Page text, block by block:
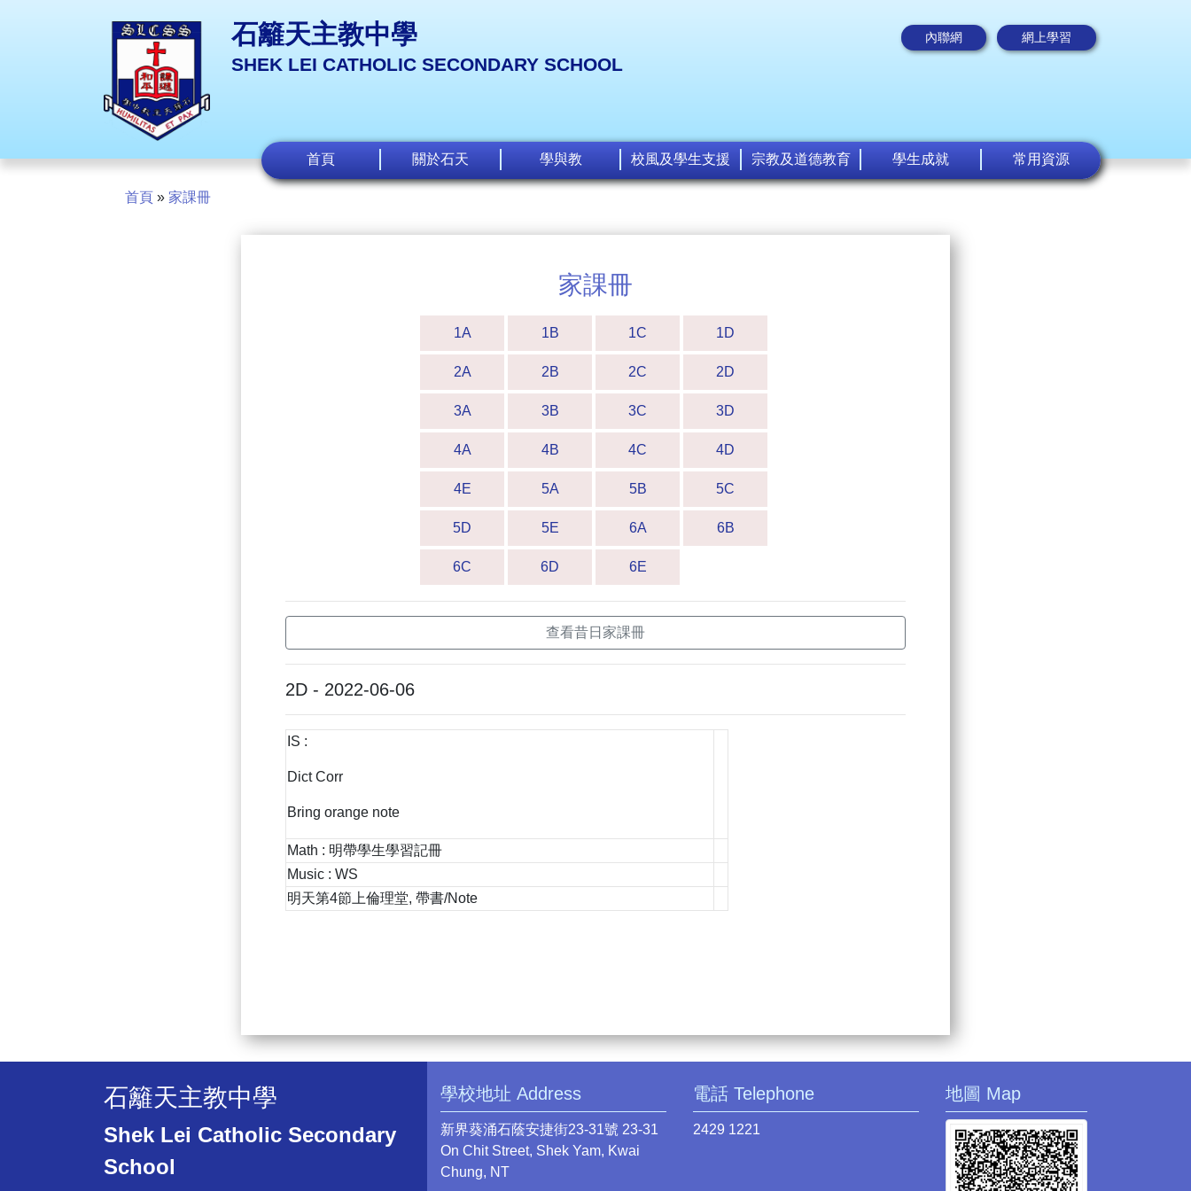
石籬天主教中學
SHEK LEI CATHOLIC SECONDARY SCHOOL
內聯網 網上學習
首頁 關於石天 學與教 校風及學生支援 宗教及道德教育 學生成就 常用資源
首頁 » 家課冊
家課冊
1A 1B 1C 1D
2A 2B 2C 2D
3A 3B 3C 3D
4A 4B 4C 4D
4E 5A 5B 5C
5D 5E 6A 6B
6C 6D 6E
查看昔日家課冊
2D - 2022-06-06
IS :
Dict Corr
Bring orange note
Math : 明帶學生學習記冊
Music : WS
明天第4節上倫理堂, 帶書/Note
石籬天主教中學
Shek Lei Catholic Secondary
School
學校地址 Address
新界葵涌石蔭安捷街23-31號 23-31
On Chit Street, Shek Yam, Kwai
Chung, NT
電話 Telephone
2429 1221
地圖 Map